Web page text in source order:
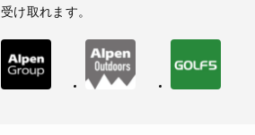
受け取れます。